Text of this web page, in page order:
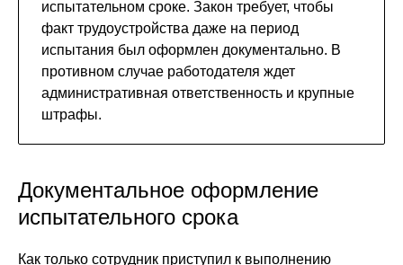
испытательном сроке. Закон требует, чтобы
факт трудоустройства даже на период
испытания был оформлен документально. В
противном случае работодателя ждет
административная ответственность и крупные
штрафы.
Документальное оформление
испытательного срока
Как только сотрудник приступил к выполнению